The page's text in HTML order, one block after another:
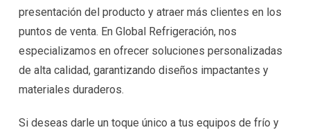
presentación del producto y atraer más clientes en los
puntos de venta. En Global Refrigeración, nos
especializamos en ofrecer soluciones personalizadas
de alta calidad, garantizando diseños impactantes y
materiales duraderos.
Si deseas darle un toque único a tus equipos de frío y